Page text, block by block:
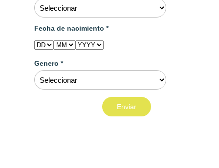
Fecha de nacimiento *
Genero *
Enviar